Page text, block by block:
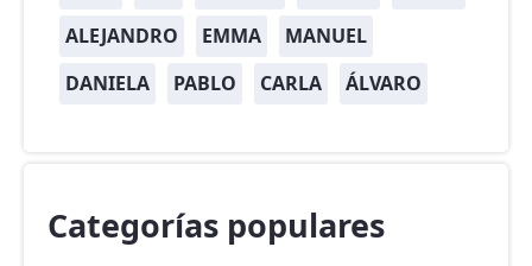
ALEJANDRO
EMMA
MANUEL
DANIELA
PABLO CARLA ÁLVARO
Categorías populares